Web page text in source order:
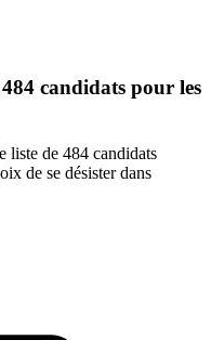
candidats pour les
liste de 484 candidats
de se désister dans